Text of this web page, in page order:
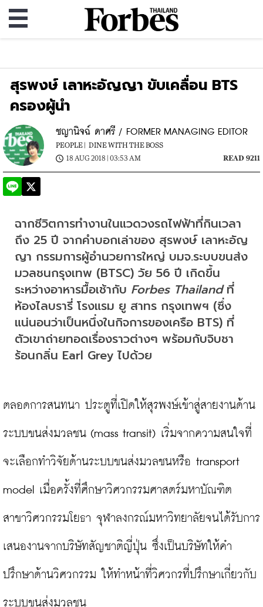
สุรพงษ์ เลาหะอัญญา ขับเคลื่อน BTS
ครองผู้นำ
ชญานิจฉ์ ดาศรี / FORMER MANAGING EDITOR
PEOPLE |
DINE WITH THE BOSS
18 AUG 2018 | 03:53 AM
READ 9211
ฉากชีวิตการทำงานในแวดวงรถไฟฟ้าที่กินเวลา
ถึง 25 ปี จากคำบอกเล่าของ สุรพงษ์ เลาหะอัญ
ญา กรรมการผู้อำนวยการใหญ่ บมจ.ระบบขนส่ง
มวลชนกรุงเทพ (BTSC) วัย 56 ปี เกิดขึ้น
ระหว่างอาหารมื้อเช้ากับ Forbes Thailand ที่
ห้องไลบรารี่ โรงแรม ยู สาทร กรุงเทพฯ (ซึ่ง
แน่นอนว่าเป็นหนึ่งในกิจการของเครือ BTS) ที่
ตัวเขาถ่ายทอดเรื่องราวต่างๆ พร้อมกับจิบชา
ร้อนกลิ่น Earl Grey ไปด้วย
ตลอดการสนทนา ประตูที่เปิดให้สุรพงษ์เข้าสู่สายงานด้าน
ระบบขนส่งมวลชน (mass transit) เริ่มจากความสนใจที่
จะเลือกทำวิจัยด้านระบบขนส่งมวลชนหรือ transport
model เมื่อครั้งที่ศึกษาวิศวกรรมศาสตร์มหาบัณฑิต
สาขาวิศวกรรมโยธา จุฬาลงกรณ์มหาวิทยาลัยจนได้รับการ
เสนองานจากบริษัทสัญชาติญี่ปุ่น ซึ่งเป็นบริษัทให้คำ
ปรึกษาด้านวิศวกรรม ให้ทำหน้าที่วิศวกรที่ปรึกษาเกี่ยวกับ
ระบบขนส่งมวลชน